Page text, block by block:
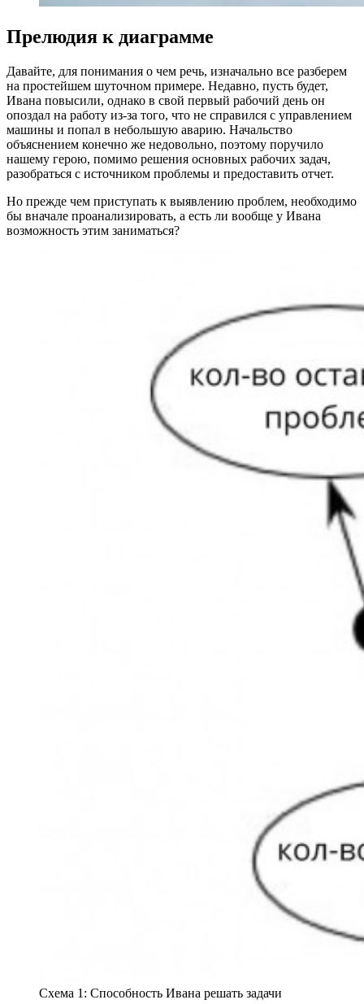
Прелюдия к диаграмме
Давайте, для понимания о чем речь, изначально все разберем
на простейшем шуточном примере. Недавно, пусть будет,
Ивана повысили, однако в свой первый рабочий день он
опоздал на работу из-за того, что не справился с управлением
машины и попал в небольшую аварию. Начальство
объяснением конечно же недовольно, поэтому поручило
нашему герою, помимо решения основных рабочих задач,
разобраться с источником проблемы и предоставить отчет.
Но прежде чем приступать к выявлению проблем, необходимо
бы вначале проанализировать, а есть ли вообще у Ивана
возможность этим заниматься?
Схема 1: Способность Ивана решать задачи